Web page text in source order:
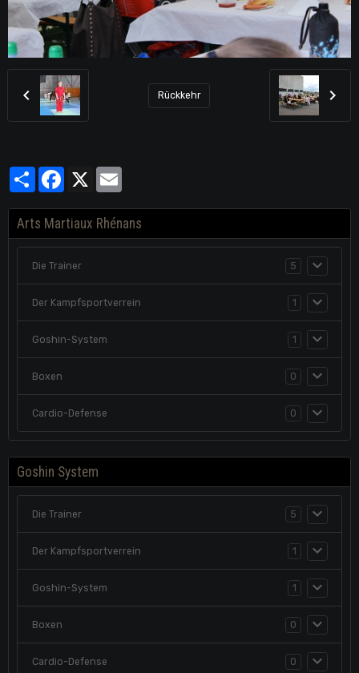
Rückkehr
PartagerFacebook
Arts Martiaux Rhénans
Die Trainer 5
Der Kampfsportverrein 1
Goshin-System 1
Boxen 0
Cardio-Defense 0
Goshin System
Die Trainer 5
Der Kampfsportverrein 1
Goshin-System 1
Boxen 0
Cardio-Defense 0